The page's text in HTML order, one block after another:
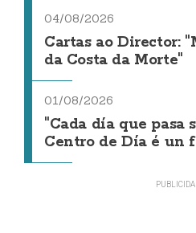
04/08/2026
Cartas ao Director:
da Costa da Morte"
01/08/2026
"Cada día que pasa
Centro de Día é un